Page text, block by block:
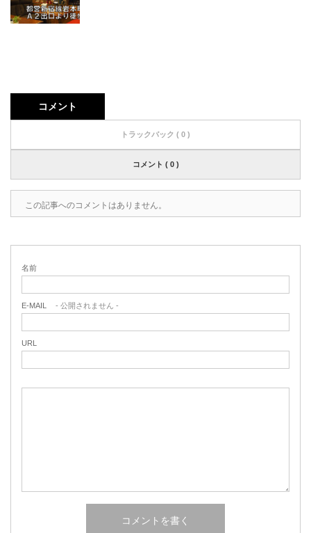
コメント
トラックバック ( 0 )
コメント ( 0 )
この記事へのコメントはありません。
名前
E-MAIL - 公開されません -
URL